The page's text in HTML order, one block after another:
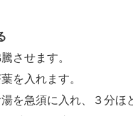
させます。
を入れます。
を急須に入れ、３分ほ